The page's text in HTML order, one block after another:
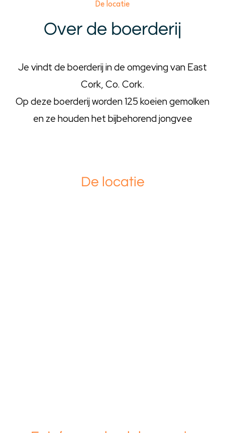
De locatie
Over de boerderij
Je vindt de boerderij in de omgeving van East
Cork, Co. Cork.
Op deze boerderij worden 125 koeien gemolken
en ze houden het bijbehorend jongvee
De locatie